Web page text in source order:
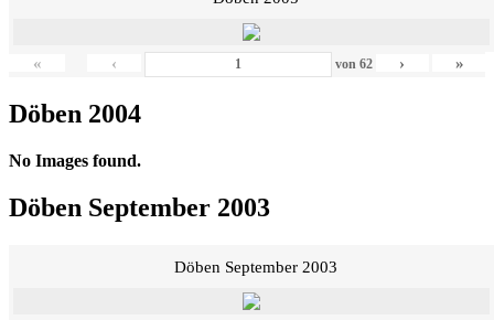
« ‹ von 62 › »
Döben 2004
No Images found.
Döben September 2003
Döben September 2003